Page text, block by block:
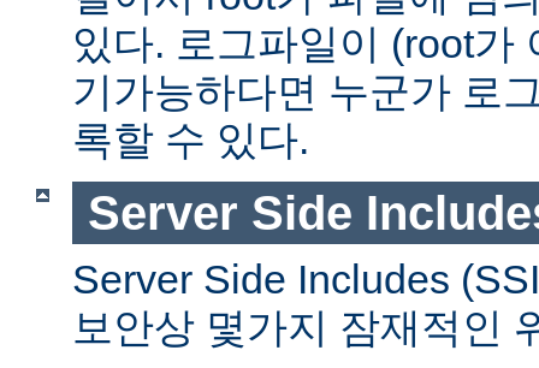
있다. 로그파일이 (root가
기가능하다면 누군가 로
록할 수 있다.
Server Side
Server Side Includes
보안상 몇가지 잠재적인